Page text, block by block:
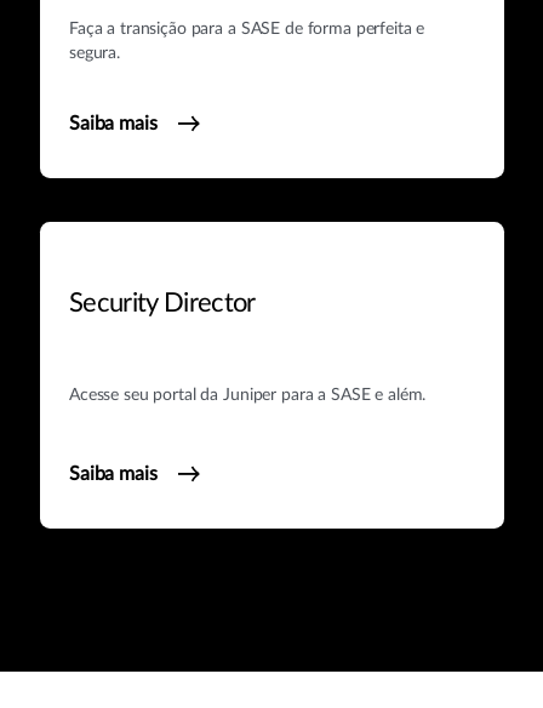
Faça a transição para a SASE de forma perfeita e
segura.
Saiba mais
Security Director
Acesse seu portal da Juniper para a SASE e além.
Saiba mais